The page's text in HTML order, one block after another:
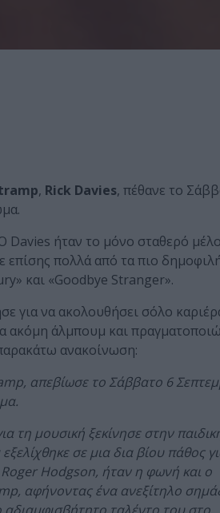
, Rick Davies, πέθανε το
Davies ήταν το μόνο σταθερό
πολλά από τα πιο
και «Goodbye Stranger».
για να ακολουθήσει σόλο
άλμπουμ και
ανακοίνωση:
απεβίωσε το Σάββατο 6
τη μουσική ξεκίνησε στην
σε μια δια βίου πάθος
Hodgson, ήταν η φωνή και ο
αφήνοντας ένα ανεξίτηλο